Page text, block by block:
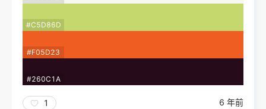
#C5D86D
#F05D23
#260C1A
1 6 年前